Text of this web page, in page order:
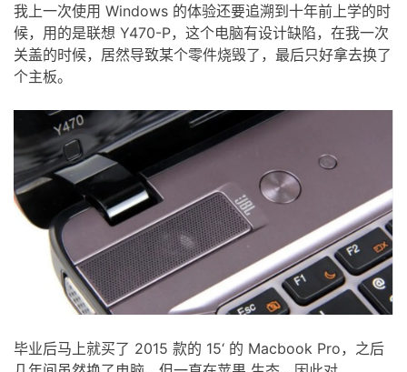
我上一次使用 Windows 的体验还要追溯到十年前上学的时
候，用的是联想 Y470-P，这个电脑有设计缺陷，在我一次
关盖的时候，居然导致某个零件烧毁了，最后只好拿去换了
个主板。
毕业后马上就买了 2015 款的 15‘ 的 Macbook Pro，之后